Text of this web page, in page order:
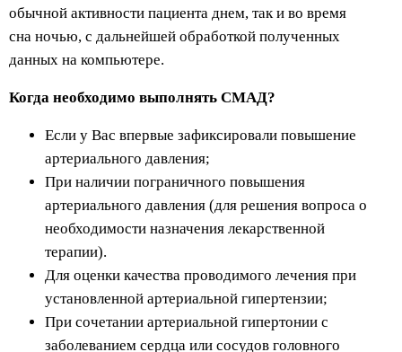
обычной активности пациента днем, так и во время
сна ночью, с дальнейшей обработкой полученных
данных на компьютере.
Когда необходимо выполнять СМАД?
Если у Вас впервые зафиксировали повышение
артериального давления;
При наличии пограничного повышения
артериального давления (для решения вопроса о
необходимости назначения лекарственной
терапии).
Для оценки качества проводимого лечения при
установленной артериальной гипертензии;
При сочетании артериальной гипертонии с
заболеванием сердца или сосудов головного